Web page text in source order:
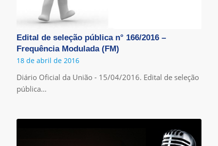
Edital de seleção pública n° 166/2016 –
Frequência Modulada (FM)
18 de abril de 2016
Diário Oficial da União - 15/04/2016. Edital de seleção
pública…